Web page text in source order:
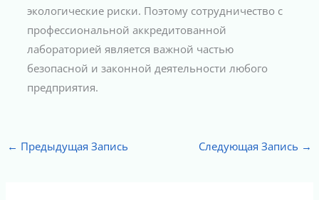
экологические риски. Поэтому сотрудничество с
профессиональной аккредитованной
лабораторией является важной частью
безопасной и законной деятельности любого
предприятия.
← Предыдущая Запись Следующая Запись →